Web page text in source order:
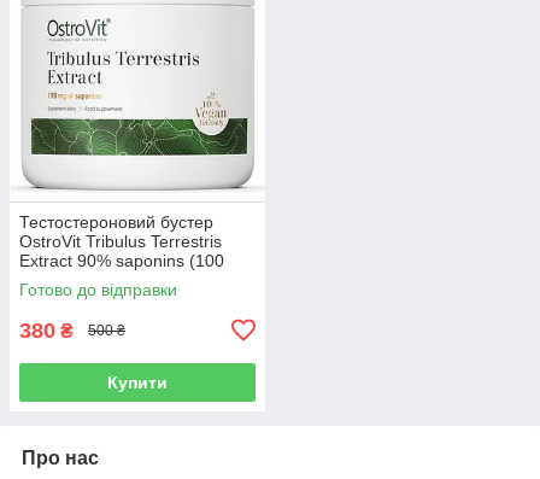
Тестостероновий бустер
OstroVit Tribulus Terrestris
Extract 90% saponins (100
грам.)
Готово до відправки
380 ₴ 500 ₴
Купити
Про нас